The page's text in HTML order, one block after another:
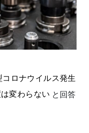
ロナウイルス発生
変わらない と回答